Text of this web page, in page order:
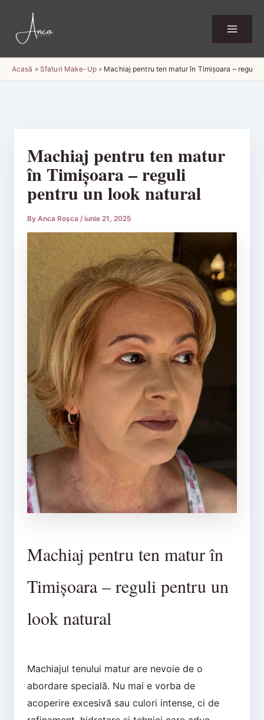
content
Acasă » Sfaturi Make-Up» Machiaj pentru ten matur în Timișoara – reguli
Machiaj pentru ten matur
în Timișoara – reguli
pentru un look natural
By Anca Roșca /iunie 21, 2025
Machiaj pentru ten matur în
Timișoara – reguli pentru un
look natural
Machiajul tenului matur are nevoie de o
abordare specială. Nu mai e vorba de
acoperire excesivă sau culori intense, ci de